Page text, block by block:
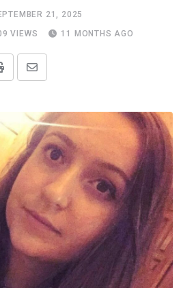
21, 2025
VIEWS 11 MONTHS AGO
Share
Email